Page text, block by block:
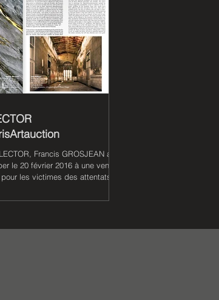
Francis GROSJEAN a
le 20 février 2016 à une vente
les victimes des attentats